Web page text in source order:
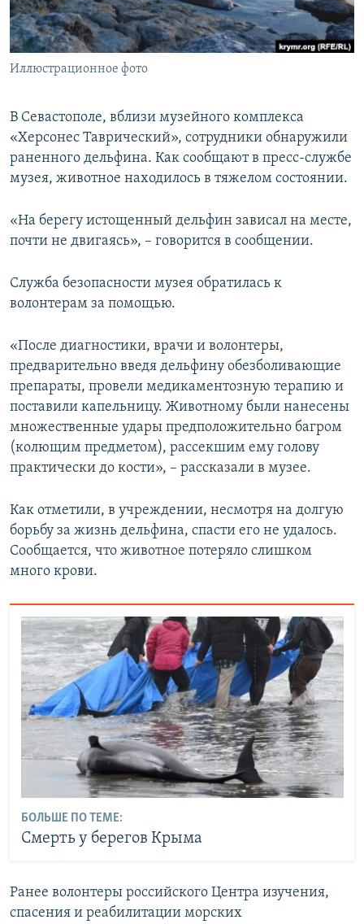
ПОБЕДИТЕЛЕЙ НЕ СУДЯТ?
КРЫМ.НЕПОКОРЕННЫЙ
ELIFBE
ПРИСОЕДИНЯЙТЕСЬ!
Все сайты RFE/RL
Иллюстрационное фото
В Севастополе, вблизи музейного комплекса
«Херсонес Таврический», сотрудники обнаружили
раненного дельфина. Как сообщают в пресс-службе
музея, животное находилось в тяжелом состоянии.
«На берегу истощенный дельфин зависал на месте,
почти не двигаясь», – говорится в сообщении.
Служба безопасности музея обратилась к
волонтерам за помощью.
«После диагностики, врачи и волонтеры,
предварительно введя дельфину обезболивающие
препараты, провели медикаментозную терапию и
поставили капельницу. Животному были нанесены
множественные удары предположительно багром
(колющим предметом), рассекшим ему голову
практически до кости», – рассказали в музее.
Как отметили, в учреждении, несмотря на долгую
борьбу за жизнь дельфина, спасти его не удалось.
Сообщается, что животное потеряло слишком
много крови.
БОЛЬШЕ ПО ТЕМЕ:
Смерть у берегов Крыма
Ранее волонтеры российского Центра изучения,
спасения и реабилитации морских